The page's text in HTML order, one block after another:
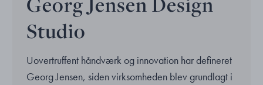
Studio
Uovertruffent håndværk og innovation har defineret
Georg Jensen, siden virksomheden blev grundlagt i